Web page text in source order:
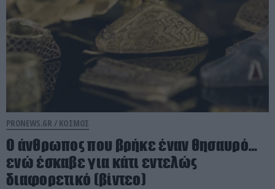
PRONEWS.GR / ΚΟΣΜΟΣ
Ο άνθρωπος που βρήκε έναν θησαυρό…
ενώ έσκαβε για κάτι εντελώς
διαφορετικό (βίντεο)